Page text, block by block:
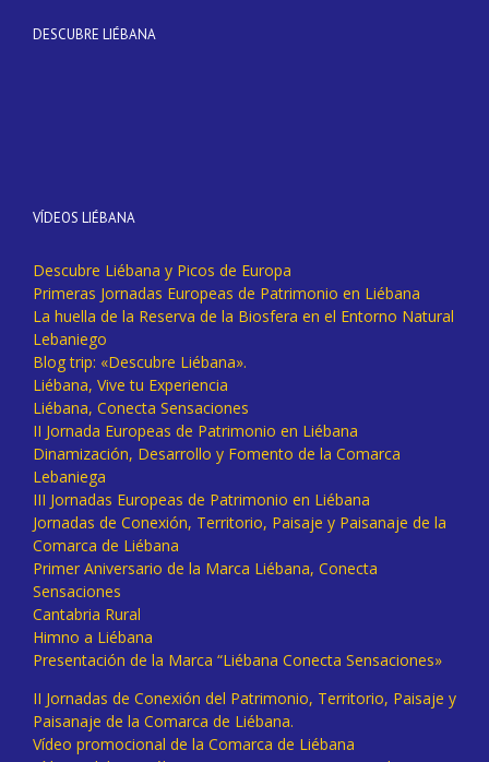
DESCUBRE LIÉBANA
VÍDEOS LIÉBANA
Descubre Liébana y Picos de Europa
Primeras Jornadas Europeas de Patrimonio en Liébana
La huella de la Reserva de la Biosfera en el Entorno Natural
Lebaniego
Blog trip: «Descubre Liébana».
Liébana, Vive tu Experiencia
Liébana, Conecta Sensaciones
II Jornada Europeas de Patrimonio en Liébana
Dinamización, Desarrollo y Fomento de la Comarca
Lebaniega
III Jornadas Europeas de Patrimonio en Liébana
Jornadas de Conexión, Territorio, Paisaje y Paisanaje de la
Comarca de Liébana
Primer Aniversario de la Marca Liébana, Conecta
Sensaciones
Cantabria Rural
Himno a Liébana
Presentación de la Marca “Liébana Conecta Sensaciones»
II Jornadas de Conexión del Patrimonio, Territorio, Paisaje y
Paisanaje de la Comarca de Liébana.
Vídeo promocional de la Comarca de Liébana